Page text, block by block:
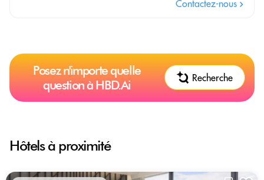
Contactez-nous
Posez n'importe quelle
question à HBD.Ai
Recherche
Hôtels à proximité